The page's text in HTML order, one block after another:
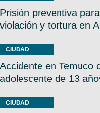
Prisión preventiva
violación y tortura en
CIUDAD
Accidente en Temuco
adolescente de 13
CIUDAD